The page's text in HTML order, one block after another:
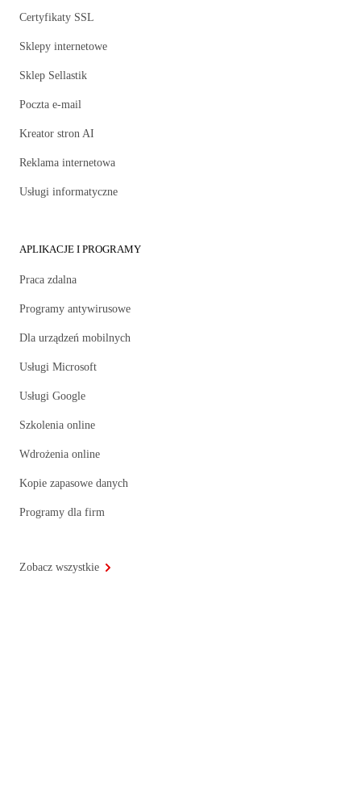
Certyfikaty SSL
Sklepy internetowe
Sklep Sellastik
Poczta e-mail
Kreator stron AI
Reklama internetowa
Usługi informatyczne
APLIKACJE I PROGRAMY
Praca zdalna
Programy antywirusowe
Dla urządzeń mobilnych
Usługi Microsoft
Usługi Google
Szkolenia online
Wdrożenia online
Kopie zapasowe danych
Programy dla firm
Zobacz wszystkie